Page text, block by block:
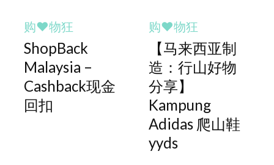
购♥物狂
ShopBack
Malaysia –
Cashback现金
回扣
购♥物狂
【马来西亚制
造：行山好物
分享】
Kampung
Adidas 爬山鞋
yyds